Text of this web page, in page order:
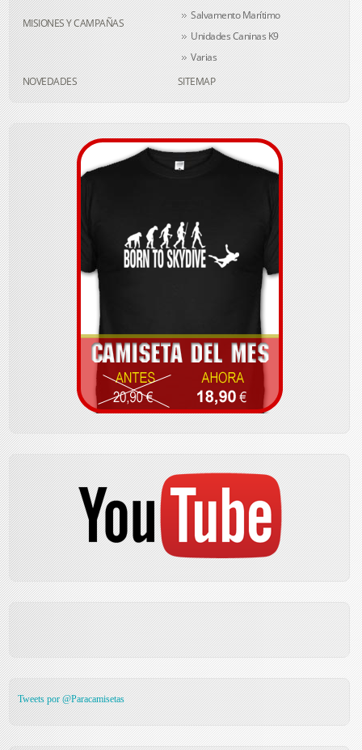
MISIONES Y CAMPAÑAS
Salvamento Marítimo
Unidades Caninas K9
Varias
NOVEDADES
SITEMAP
Tweets por @Paracamisetas